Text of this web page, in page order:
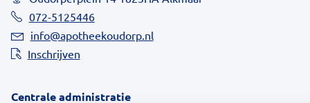
072-5125446
info@apotheekoudorp.nl
Inschrijven
Centrale administratie